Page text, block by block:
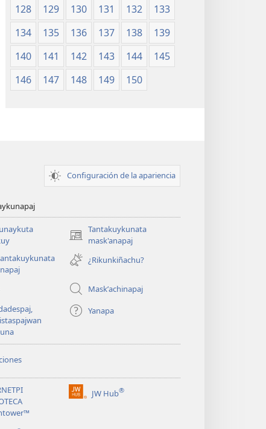
128
129 130 131 132
133
134
135 136 137 138
139
140
141 142 143 144
145
146
147 148 149 150
Configuración de la apariencia
Tantakuykunata
mask'anapaj
(opens
new
window)¿Rikunkiñachu?
Maskʼachinapaj
Yanapa
JW Hub®
(opens